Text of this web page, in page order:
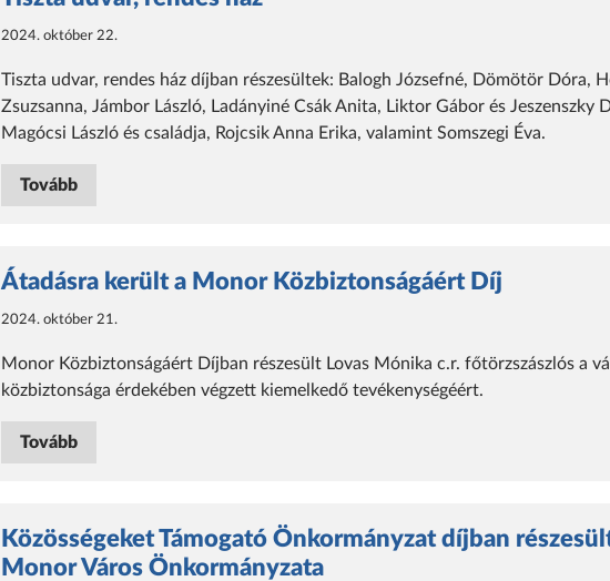
2024. október 22.
Tiszta udvar, rendes ház díjban részesültek: Balogh Józsefné, Dömötör Dóra,
Zsuzsanna, Jámbor László, Ladányiné Csák Anita, Liktor Gábor és Jeszenszky
Magócsi László és családja, Rojcsik Anna Erika, valamint Somszegi Éva.
Tovább
Átadásra került a Monor Közbiztonságáért Díj
2024. október 21.
Monor Közbiztonságáért Díjban részesült Lovas Mónika c.r. főtörzszászlós a
közbiztonsága érdekében végzett kiemelkedő tevékenységéért.
Tovább
Közösségeket Támogató Önkormányzat díjban
Monor Város Önkormányzata